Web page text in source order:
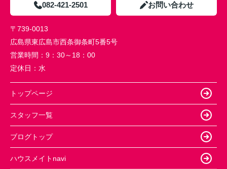
082-421-2501 お問い合わせ
〒739-0013
広島県東広島市西条御条町5番5号
営業時間： 9：30～18：00
定休日： 水
トップページ
スタッフ一覧
ブログトップ
ハウスメイトnavi